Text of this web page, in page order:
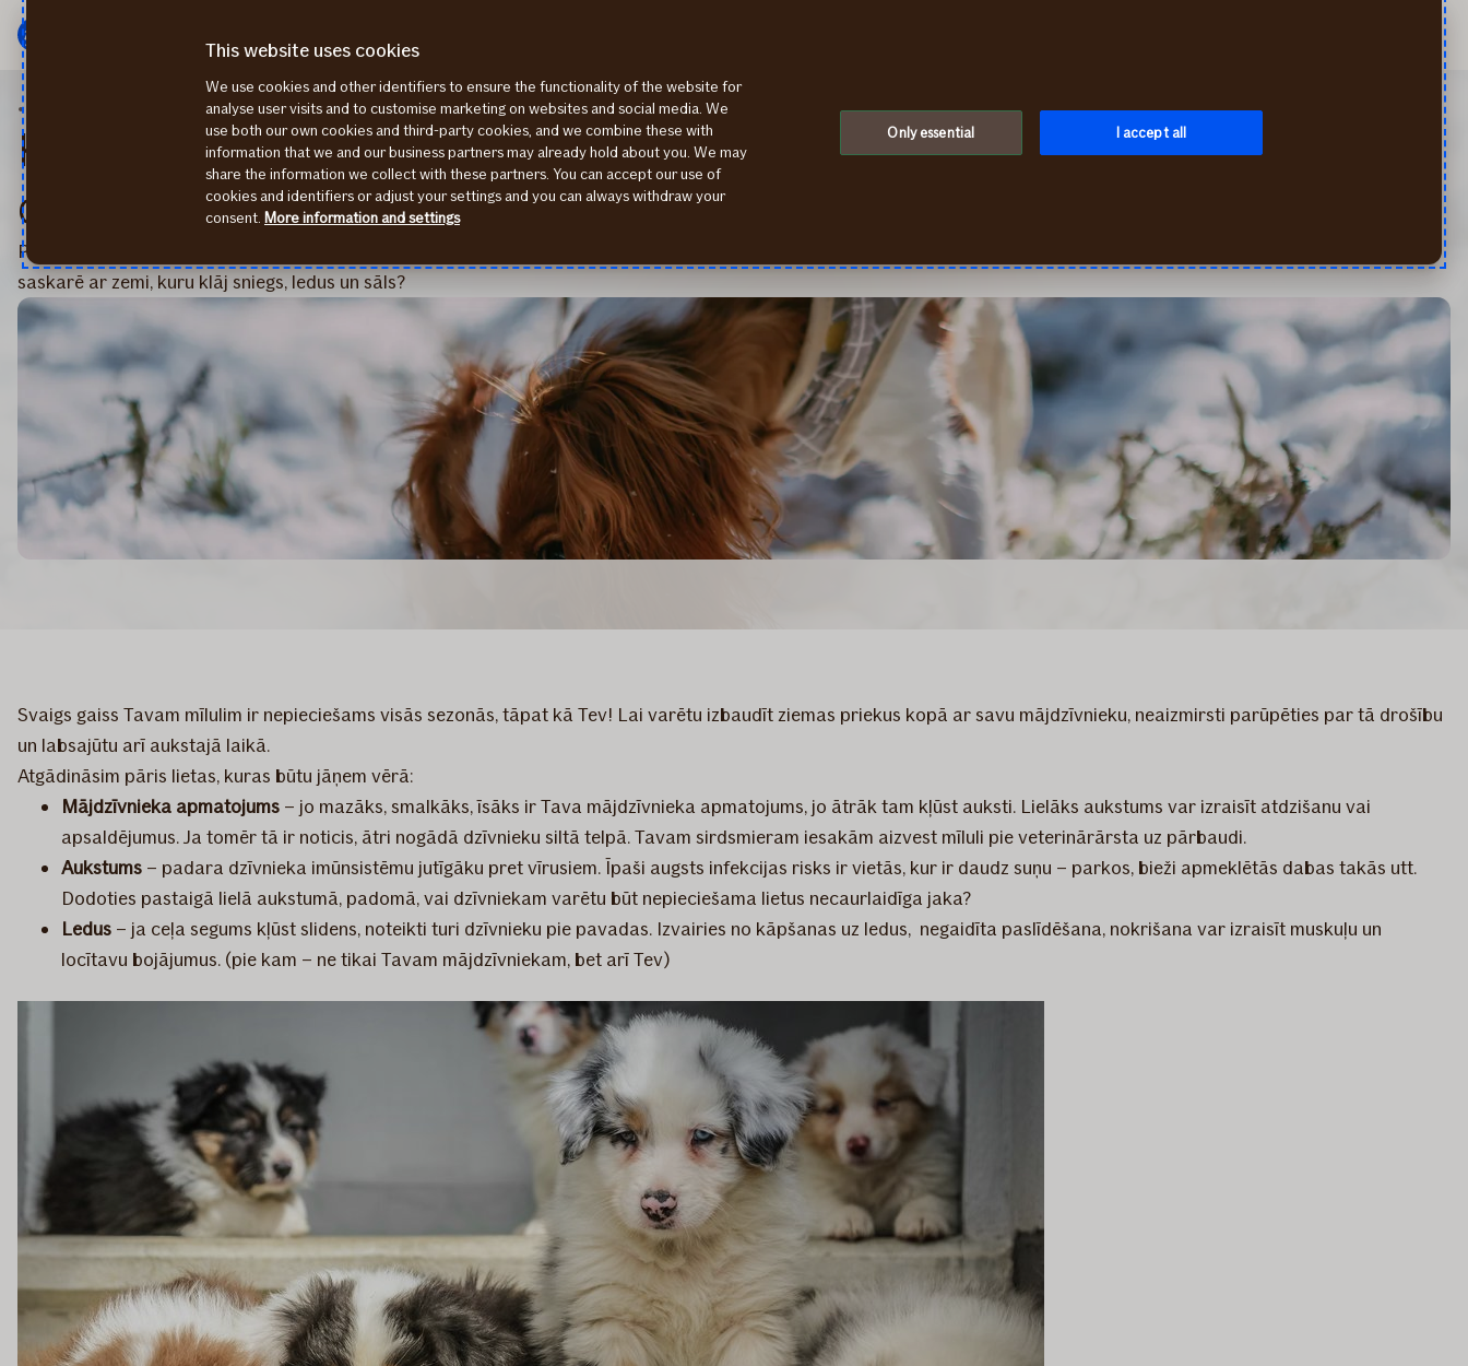
Galvenā
izvēlne
Pāriet
saturu
Mājdzīvnieku apdrošināšana Ziema un mājdzīvnieks
Kam pievērst uzmanību ziemas laikā,
dodoties pastaigā ar mājdzīvnieku?
Piemēram, vai zināji, ka visneaizsargātākās ir dzīvnieka pēdas, kas nonāk tiešā
saskarē ar zemi, kuru klāj sniegs, ledus un sāls?
Svaigs gaiss Tavam mīlulim ir nepieciešams visās sezonās, tāpat kā Tev! Lai varētu izbaudīt ziemas priekus kopā ar savu mājdzīvnieku, neaizmirsti parūpēties par tā drošību
un labsajūtu arī aukstajā laikā.
Atgādināsim pāris lietas, kuras būtu jāņem vērā:
Mājdzīvnieka apmatojums – jo mazāks, smalkāks, īsāks ir Tava mājdzīvnieka apmatojums, jo ātrāk tam kļūst auksti. Lielāks aukstums var izraisīt atdzišanu vai
apsaldējumus. Ja tomēr tā ir noticis, ātri nogādā dzīvnieku siltā telpā. Tavam sirdsmieram iesakām aizvest mīluli pie veterinārārsta uz pārbaudi.
Aukstums – padara dzīvnieka imūnsistēmu jutīgāku pret vīrusiem. Īpaši augsts infekcijas risks ir vietās, kur ir daudz suņu – parkos, bieži apmeklētās dabas takās utt.
Dodoties pastaigā lielā aukstumā, padomā, vai dzīvniekam varētu būt nepieciešama lietus necaurlaidīga jaka?
Ledus – ja ceļa segums kļūst slidens, noteikti turi dzīvnieku pie pavadas. Izvairies no kāpšanas uz ledus, negaidīta paslīdēšana, nokrišana var izraisīt muskuļu un
locītavu bojājumus. (pie kam – ne tikai Tavam mājdzīvniekam, bet arī Tev)
This website uses cookies
We use cookies and other identifiers to ensure the functionality of the website for
analyse user visits and to customise marketing on websites and social media. We
use both our own cookies and third-party cookies, and we combine these with
information that we and our business partners may already hold about you. We may
share the information we collect with these partners. You can accept our use of
cookies and identifiers or adjust your settings and you can always withdraw your
consent. More information and settings
Only essential I accept all